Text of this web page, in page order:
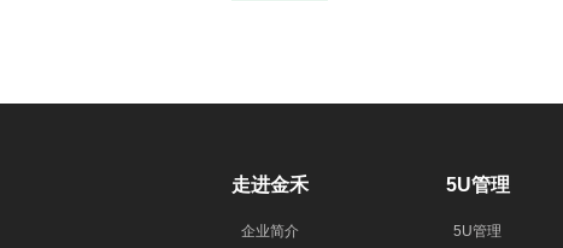
走进金禾
企业简介
5U管理
5U管理